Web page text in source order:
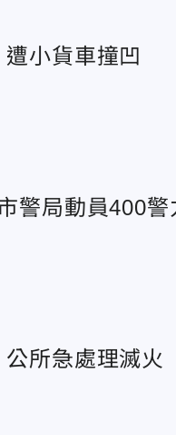
小貨車撞凹
警局動員400警
所急處理滅火